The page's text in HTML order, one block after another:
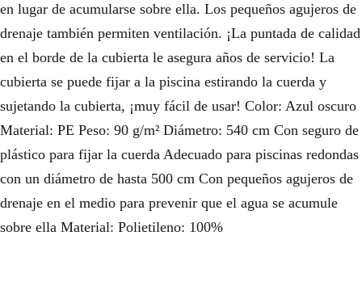
en lugar de acumularse sobre ella. Los pequeños agujeros de
drenaje también permiten ventilación. ¡La puntada de calidad
en el borde de la cubierta le asegura años de servicio! La
cubierta se puede fijar a la piscina estirando la cuerda y
sujetando la cubierta, ¡muy fácil de usar! Color: Azul oscuro
Material: PE Peso: 90 g/m² Diámetro: 540 cm Con seguro de
plástico para fijar la cuerda Adecuado para piscinas redondas
con un diámetro de hasta 500 cm Con pequeños agujeros de
drenaje en el medio para prevenir que el agua se acumule
sobre ella Material: Polietileno: 100%